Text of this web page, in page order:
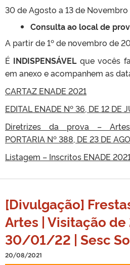
30 de Agosto a 13 de Novembro
Consulta ao local de
A partir de 1º de novembro de
É INDISPENSÁVELque vocês
em anexo e acompanhem as
CARTAZ ENADE 2021
EDITAL ENADE Nº 36, DE 12 DE
Diretrizes da prova –
PORTARIA Nº 388, DE 23 DE
Listagem – Inscritos ENADE
[Divulgação]
Artes | Visitação
30/01/22 | Sesc
20/08/2021